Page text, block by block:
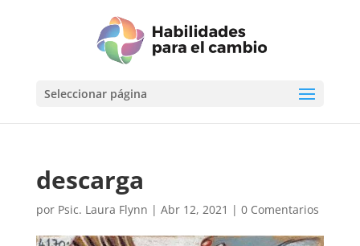
Seleccionar página
descarga
por Psic. Laura Flynn | Abr 12, 2021 | 0 Comentarios